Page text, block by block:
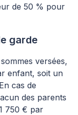
de 50 % pour
garde
versées,
enfant, soit un
cas de
des parents
750 € par